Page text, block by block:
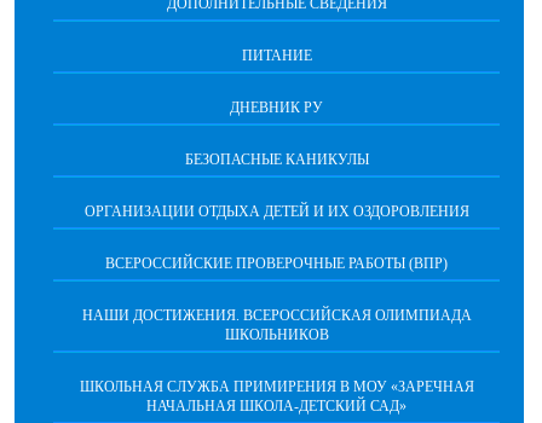
ДОПОЛНИТЕЛЬНЫЕ СВЕДЕНИЯ
ПИТАНИЕ
ДНЕВНИК РУ
БЕЗОПАСНЫЕ КАНИКУЛЫ
ОРГАНИЗАЦИИ ОТДЫХА ДЕТЕЙ И ИХ ОЗДОРОВЛЕНИЯ
ВСЕРОССИЙСКИЕ ПРОВЕРОЧНЫЕ РАБОТЫ (ВПР)
НАШИ ДОСТИЖЕНИЯ. ВСЕРОССИЙСКАЯ ОЛИМПИАДА
ШКОЛЬНИКОВ
ШКОЛЬНАЯ СЛУЖБА ПРИМИРЕНИЯ В МОУ «ЗАРЕЧНАЯ
НАЧАЛЬНАЯ ШКОЛА-ДЕТСКИЙ САД»